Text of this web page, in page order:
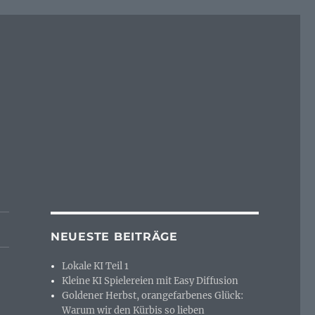
NEUESTE BEITRÄGE
Lokale KI Teil 1
Kleine KI Spielereien mit Easy Diffusion
Goldener Herbst, orangefarbenes Glück:
Warum wir den Kürbis so lieben